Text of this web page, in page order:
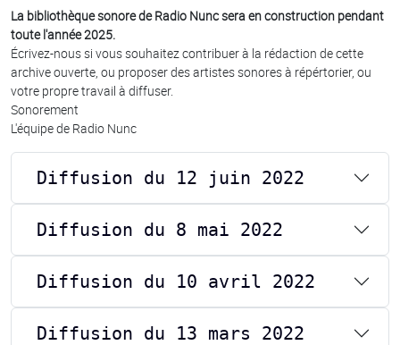
La bibliothèque sonore de Radio Nunc sera en construction pendant
toute l'année 2025.
Écrivez-nous si vous souhaitez contribuer à la rédaction de cette
archive ouverte, ou proposer des artistes sonores à répértorier, ou
votre propre travail à diffuser.
Sonorement
L'équipe de Radio Nunc
Diffusion du 12 juin 2022
Diffusion du 8 mai 2022
Diffusion du 10 avril 2022
Diffusion du 13 mars 2022